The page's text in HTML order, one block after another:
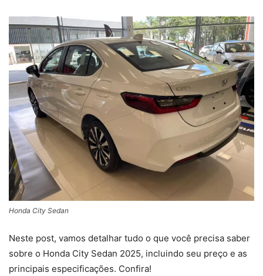
Honda City Sedan
Neste post, vamos detalhar tudo o que você precisa saber
sobre o Honda City Sedan 2025, incluindo seu preço e as
principais especificações. Confira!